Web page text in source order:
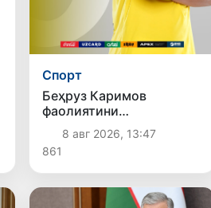
Спорт
Беҳруз Каримов
фаолиятини
Швейцариянинг
«Лугано» клубида давом
эттиради
8 авг 2026, 13:47
861